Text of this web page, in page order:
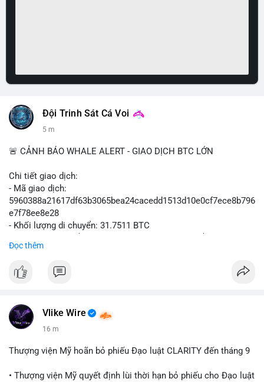
Đội Trinh Sát Cá Voi
5 m
🚨 CẢNH BÁO WHALE ALERT - GIAO DỊCH BTC LỚN
Chi tiết giao dịch:
- Mã giao dịch:
5960388a21617df63b3065bea24cacedd1513d10e0cf7ece8b796
e7f78ee8e28
- Khối lượng di chuyển: 31.7511 BTC
USD)
Đọc thêm
Vlike Wire
16 m
Thượng viện Mỹ hoãn bỏ phiếu Đạo luật CLARITY đến tháng 9
• Thượng viện Mỹ quyết định lùi thời hạn bỏ phiếu cho Đạo luật